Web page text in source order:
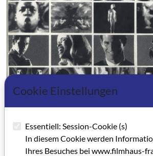
Grußwort
Cookie Einstellungen
Essentiell: Session-Cookie (s)
In diesem Cookie werden
Ihres Besuches bei www.filmhaus-